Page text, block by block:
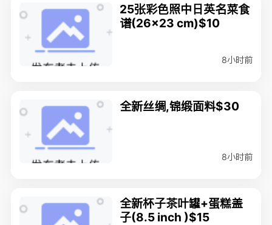
25张彩色照中日英名菜食
谱(26x23 cm)$10
8小时前
全新丝绸,锦缎面料$30
8小时前
全新杯子茶叶罐+蛋糕盖
子(8.5 inch )$15